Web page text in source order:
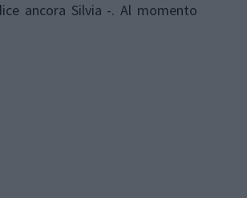
ancora Silvia -. Al momento